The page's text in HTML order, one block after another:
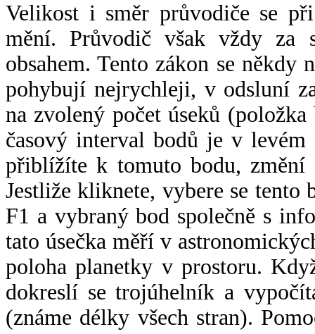
Velikost i směr průvodiče se
mění. Průvodič však vždy za
obsahem. Tento zákon se někdy
pohybují nejrychleji, v odsluní
na zvolený počet úseků
časový interval bodů je v
přiblížíte k tomuto bodu,
Jestliže kliknete, vybere se tento
F1 a vybraný bod společně s
tato úsečka měří v
poloha planetky v prostoru.
dokreslí se trojúhelník a
(známe délky všech stran).